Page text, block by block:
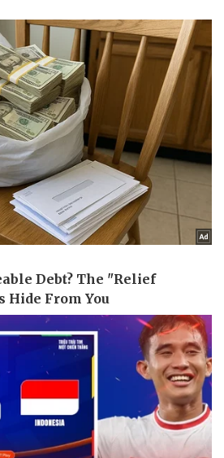
Quân sự - Quốc phòng
Vũ khí
Việt Nam
Phân tích